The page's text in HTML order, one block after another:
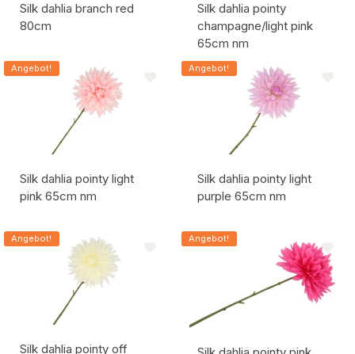
Silk dahlia branch red
80cm
Artikelcode:
Silk dahlia pointy
champagne/light pink
65cm nm
Artikelcode:
Angebot!
Silk dahlia pointy light
pink 65cm nm
Artikelcode:
Angebot!
Silk dahlia pointy light
purple 65cm nm
Artikelcode:
Angebot!
Silk dahlia pointy off
Angebot!